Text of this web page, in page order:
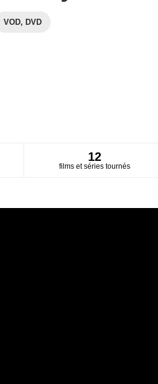
VOD, DVD
12
films et séries tournés